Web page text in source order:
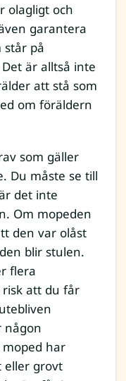
olagligt och
garantera
står på
är alltså inte
att stå som
om föräldern
som gäller
Du måste se till
det inte
Om mopeden
den var olåst
blir stulen.
flera
att du får
någon
har
eller grovt